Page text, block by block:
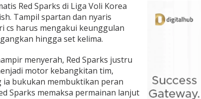
Red Sparks di Liga Voli Korea
Tampil spartan dan nyaris
cs harus mengakui keunggulan
hingga set kelima.
menyerah, Red Sparks justru
motor kebangkitan tim,
ia bukukan membuktikan peran
Sparks memaksa permainan lanjut